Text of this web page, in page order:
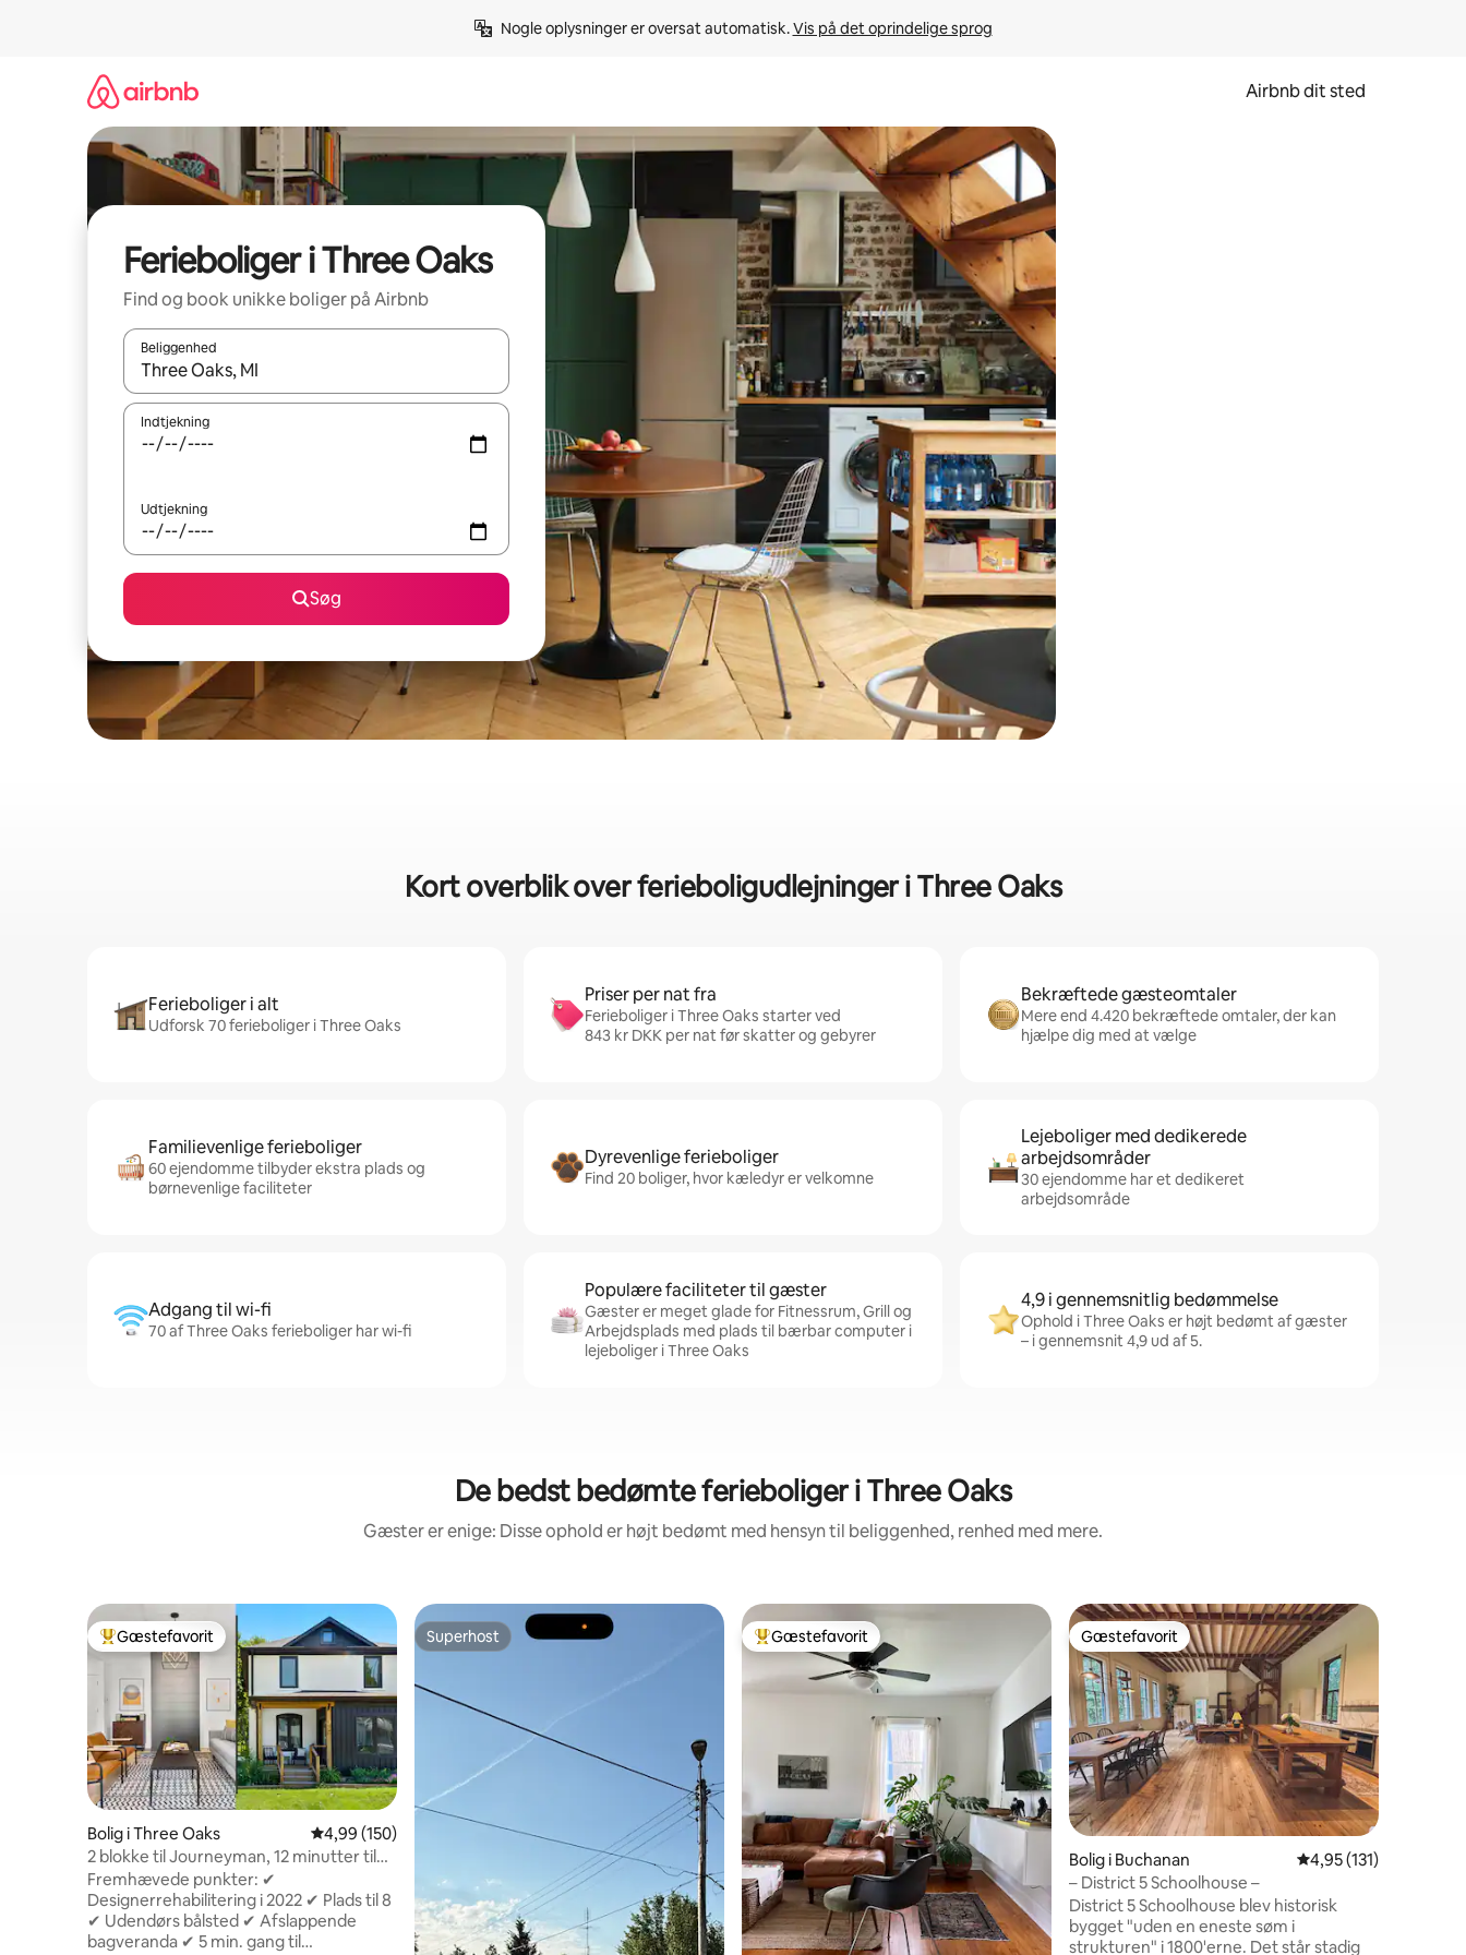
Nogle oplysninger er oversat automatisk. Vis på det oprindelige sprog
Airbnb dit sted
Ferieboliger i Three Oaks
Find og book unikke boliger på Airbnb
Beliggenhed
Når resultaterne er tilgængelige, skal du navigere med piletasterne op og ned eller se mere ved at trykke eller stryge.
Indtjekning
Udtjekning
Søg
Kort overblik over ferieboligudlejninger i Three Oaks
Ferieboliger i alt
Udforsk 70 ferieboliger i Three Oaks
Priser per nat fra
Ferieboliger i Three Oaks starter ved
843 kr DKK per nat før skatter og gebyrer
Bekræftede gæsteomtaler
Mere end 4.420 bekræftede omtaler, der kan
hjælpe dig med at vælge
Familievenlige ferieboliger
60 ejendomme tilbyder ekstra plads og
børnevenlige faciliteter
Dyrevenlige ferieboliger
Find 20 boliger, hvor kæledyr er velkomne
Lejeboliger med dedikerede
arbejdsområder
30 ejendomme har et dedikeret
arbejdsområde
Adgang til wi-fi
70 af Three Oaks ferieboliger har wi-fi
Populære faciliteter til gæster
Gæster er meget glade for Fitnessrum, Grill og
Arbejdsplads med plads til bærbar computer i
lejeboliger i Three Oaks
4,9 i gennemsnitlig bedømmelse
Ophold i Three Oaks er højt bedømt af gæster
– i gennemsnit 4,9 ud af 5.
De bedst bedømte ferieboliger i Three Oaks
Gæster er enige: Disse ophold er højt bedømt med hensyn til beliggenhed, renhed med mere.
Bedste gæstefavorit
Gæstefavorit
Bolig i Three Oaks 4,99 ud af 5 i gennemsnitlig bedømmelse, 150 omtaler
4,99 (150)
2 blokke til Journeyman, 12 minutter til
stranden, kingsize-dobbeltseng
Fremhævede punkter: ✔
Designerrehabilitering i 2022 ✔ Plads til 8
✔ Udendørs bålsted ✔ Afslappende
bagveranda ✔ 5 min. gang til
Superhost
Superhost Bedste gæstefavorit
Gæstefavorit Gæstefavorit
Gæstefavorit
Bolig i Buchanan 4,95 ud af 5 i
4,95 (131)
– District 5 Schoolhouse –
District 5 Schoolhouse blev historisk
bygget "uden en eneste søm i
strukturen" i 1800'erne. Det står stadig